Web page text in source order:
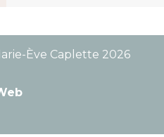
Ève Caplette 2026